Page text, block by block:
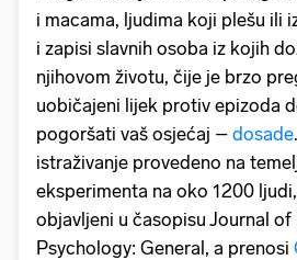
i macama, ljudima koji plešu ili
i zapisi slavnih osoba iz kojih
njihovom životu, čije je brzo
uobičajeni lijek protiv epizoda
pogoršati vaš osjećaj – dosade
istraživanje provedeno na
eksperimenta na oko 1200
objavljeni u časopisu Journal of
Psychology: General, a prenosi